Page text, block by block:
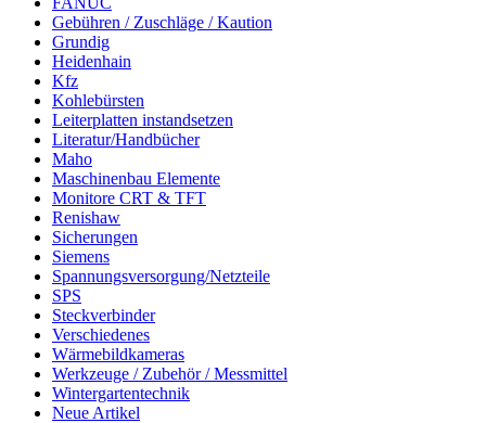
Gebühren / Zuschläge / Kaution
Grundig
Heidenhain
Kfz
Kohlebürsten
Leiterplatten instandsetzen
Literatur/Handbücher
Maho
Maschinenbau Elemente
Monitore CRT & TFT
Renishaw
Sicherungen
Siemens
Spannungsversorgung/Netzteile
SPS
Steckverbinder
Verschiedenes
Wärmebildkameras
Werkzeuge / Zubehör / Messmittel
Wintergartentechnik
Neue Artikel